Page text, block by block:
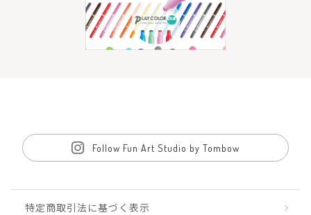
Follow Fun Art Studio by Tombow
特定商取引法に基づく表示